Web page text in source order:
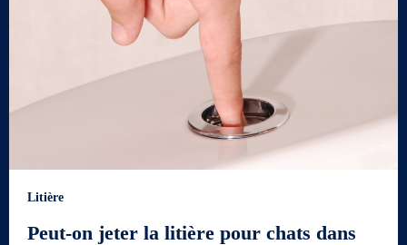
Litière
Peut-on jeter la litière pour chats dans